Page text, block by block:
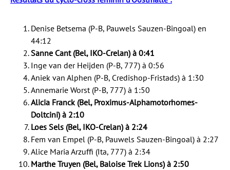
Denise Betsema (P-B, Pauwels Sauzen-Bingoal) en
44:12
Sanne Cant (Bel, IKO-Crelan) à 0:41
Inge van der Heijden (P-B, 777) à 0:56
Aniek van Alphen (P-B, Credishop-Fristads) à 1:30
Annemarie Worst (P-B, 777) à 1:50
Alicia Franck (Bel, Proximus-Alphamotorhomes-
Doltcini) à 2:10
Loes Sels (Bel, IKO-Crelan) à 2:24
Fem van Empel (P-B, Pauwels Sauzen-Bingoal) à 2:27
Alice Maria Arzuffi (Ita, 777) à 2:34
Marthe Truyen (Bel, Baloise Trek Lions) à 2:50